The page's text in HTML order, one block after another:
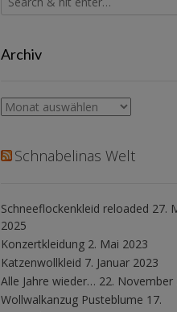
Archiv
Archiv
Schnabelinas Welt
Schneeflockenkleid reloaded 27.
2025
Konzertkleidung 2. Mai 2023
Katzenwollkleid 7. Januar 2023
Alle Jahre wieder… 22. November
Wollwalkanzug Pusteblume 17.